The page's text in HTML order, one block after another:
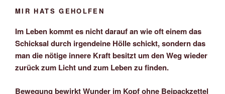
MIR HATS GEHOLFEN
Im Leben kommt es nicht darauf an wie oft einem das
Schicksal durch irgendeine Hölle schickt, sondern das
man die nötige innere Kraft besitzt um den Weg wieder
zurück zum Licht und zum Leben zu finden.
Bewegung bewirkt Wunder im Kopf ohne Beipackzettel